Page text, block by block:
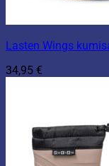
Lasten Wings
34,95 €